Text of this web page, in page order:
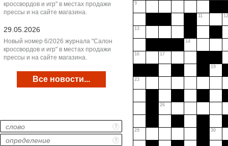
кроссвордов и игр" в местах продажи
прессы и на сайте магазина.
29.05.2026
Новый номер 6/2026 журнала "Салон
кроссвордов и игр" в местах продажи
прессы и на сайте магазина.
Все новости...
9
11 12
13
14
16 17
19
23
26
29 30